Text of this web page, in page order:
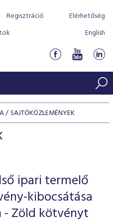
Regisztráció
Elérhetőség
English
tőzsdei bevezetését
SAJTÓKÖZLEMÉNYEK
ipari termelő
kibocsátása
- Zöld kötvényt